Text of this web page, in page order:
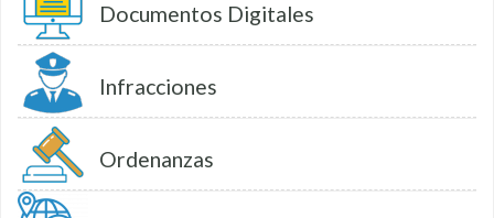
Documentos Digitales
Infracciones
Ordenanzas